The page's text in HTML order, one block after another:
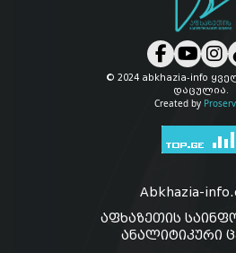
© 2024 abkhazia-info
დაცულია.
Created by
Abkhazia-
აფხაზეთის
ანალიტიკური